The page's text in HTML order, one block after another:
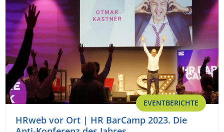
EVENTBERICHTE
HRweb vor Ort | HR BarCamp 2023. Die